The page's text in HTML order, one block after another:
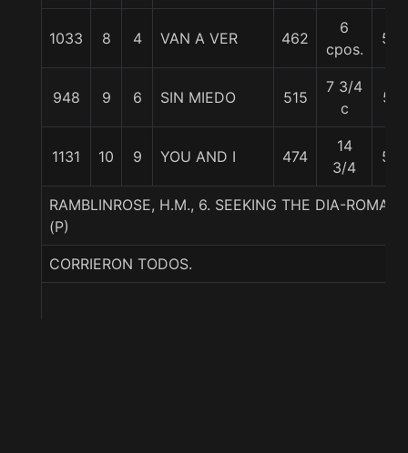
1033 8 4 VAN A VER 462
6
cpos.
58
948 9 6 SIN MIEDO 515
7 3/4
c
57
1131 10 9 YOU AND I 474
14
3/4
56
RAMBLINROSE, H.M., 6. SEEKING THE DIA-ROMAN
(P)
CORRIERON TODOS.